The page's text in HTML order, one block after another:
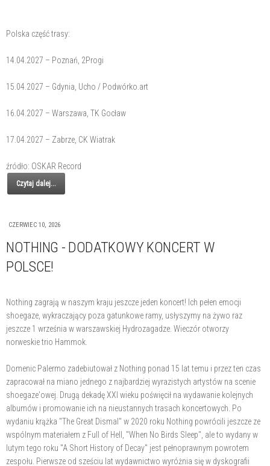
Polska część trasy:
14.04.2027 – Poznań, 2Progi
15.04.2027 – Gdynia, Ucho / Podwórko.art
16.04.2027 – Warszawa, TK Gocław
17.04.2027 – Zabrze, CK Wiatrak
źródło: OSKAR Record
Czytaj dalej...
CZERWIEC 10, 2026
NOTHING - DODATKOWY KONCERT W
POLSCE!
Nothing zagrają w naszym kraju jeszcze jeden koncert! Ich pełen emocji
shoegaze, wykraczający poza gatunkowe ramy, usłyszymy na żywo raz
jeszcze 1 września w warszawskiej Hydrozagadze. Wieczór otworzy
norweskie trio Hammok.
Domenic Palermo zadebiutował z Nothing ponad 15 lat temu i przez ten czas
zapracował na miano jednego z najbardziej wyrazistych artystów na scenie
shoegaze'owej. Drugą dekadę XXI wieku poświęcił na wydawanie kolejnych
albumów i promowanie ich na nieustannych trasach koncertowych. Po
wydaniu krążka "The Great Dismal" w 2020 roku Nothing powrócili jeszcze ze
wspólnym materiałem z Full of Hell, "When No Birds Sleep", ale to wydany w
lutym tego roku "A Short History of Decay" jest pełnoprawnym powrotem
zespołu. Pierwsze od sześciu lat wydawnictwo wyróżnia się w dyskografii